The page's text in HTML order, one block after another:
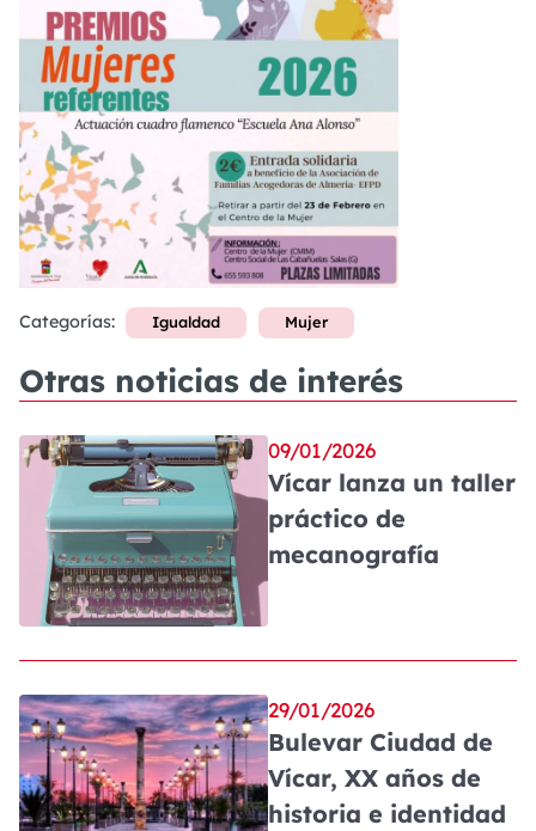
Categorías: Igualdad Mujer
Otras noticias de interés
09/01/2026
Vícar lanza un taller
práctico de
mecanografía
29/01/2026
Bulevar Ciudad de
Vícar, XX años de
historia e identidad